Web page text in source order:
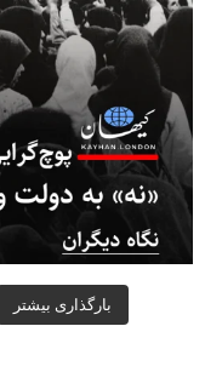
بارگذاری بیشتر